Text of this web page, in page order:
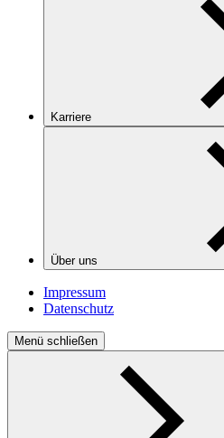
Karriere
Über uns
Impressum
Datenschutz
Menü schließen